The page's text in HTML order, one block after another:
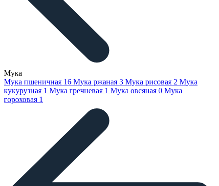
Мука
Мука пшеничная 16 Мука ржаная 3 Мука рисовая 2 Мука
кукурузная 1 Мука гречневая 1 Мука овсяная 0 Мука
гороховая 1